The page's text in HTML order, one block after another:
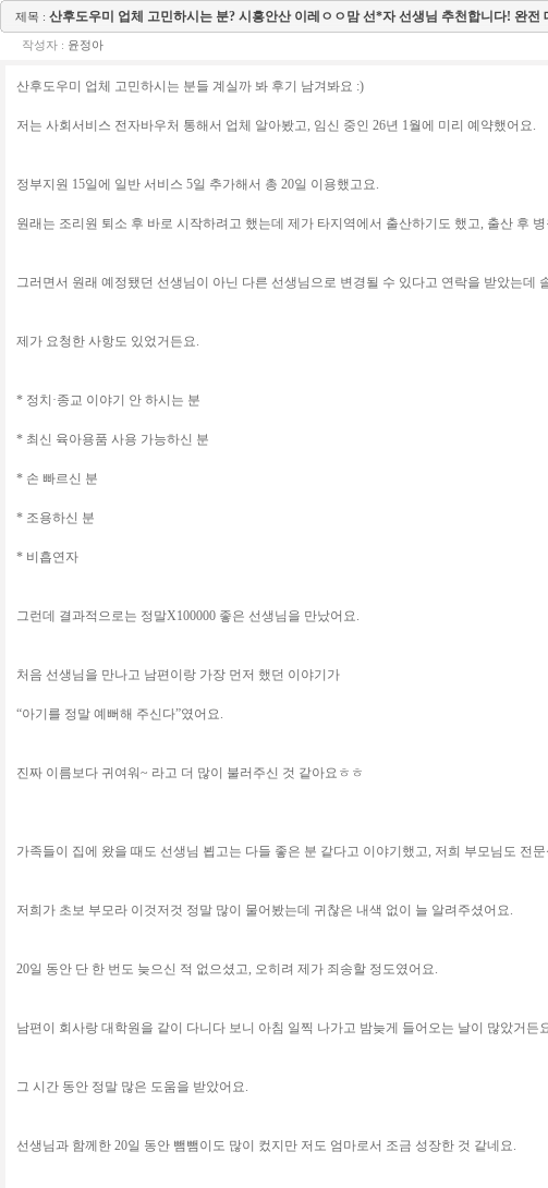
제목 : 산후도우미 업체 고민하시는 분? 시흥안산 이레ㅇㅇ맘 선*자 선생님 추천합니다! 완전
작성자 : 윤정아
산후도우미 업체 고민하시는 분들 계실까 봐 후기 남겨봐요 :)
저는 사회서비스 전자바우처 통해서 업체 알아봤고, 임신 중인 26년 1월에 미리 예약했어요.
정부지원 15일에 일반 서비스 5일 추가해서 총 20일 이용했고요.
원래는 조리원 퇴소 후 바로 시작하려고 했는데 제가 타지역에서 출산하기도 했고, 출산 후
그러면서 원래 예정됐던 선생님이 아닌 다른 선생님으로 변경될 수 있다고 연락을 받았는데
제가 요청한 사항도 있었거든요.
* 정치·종교 이야기 안 하시는 분
* 최신 육아용품 사용 가능하신 분
* 손 빠르신 분
* 조용하신 분
* 비흡연자
그런데 결과적으로는 정말X100000 좋은 선생님을 만났어요.
처음 선생님을 만나고 남편이랑 가장 먼저 했던 이야기가
“아기를 정말 예뻐해 주신다”였어요.
진짜 이름보다 귀여워~ 라고 더 많이 불러주신 것 같아요ㅎㅎ
가족들이 집에 왔을 때도 선생님 뵙고는 다들 좋은 분 같다고 이야기했고, 저희 부모님도 전
저희가 초보 부모라 이것저것 정말 많이 물어봤는데 귀찮은 내색 없이 늘 알려주셨어요.
20일 동안 단 한 번도 늦으신 적 없으셨고, 오히려 제가 죄송할 정도였어요.
남편이 회사랑 대학원을 같이 다니다 보니 아침 일찍 나가고 밤늦게 들어오는 날이 많았거든
그 시간 동안 정말 많은 도움을 받았어요.
선생님과 함께한 20일 동안 뺌뺌이도 많이 컸지만 저도 엄마로서 조금 성장한 것 같네요.